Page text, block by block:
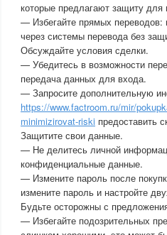
которые предлагают защиту
— Избегайте прямых переводов:
через системы перевода без
Обсуждайте условия сделки.
— Убедитесь в возможности
передача данных для входа.
— Запросите дополнительную
https://www.factroom.ru/mir/
minimizirovat-riski предоставить
Защитите свои данные.
— Не делитесь личной
конфиденциальные данные.
— Измените пароль после
измените пароль и настройте
Будьте осторожны с
— Избегайте подозрительных